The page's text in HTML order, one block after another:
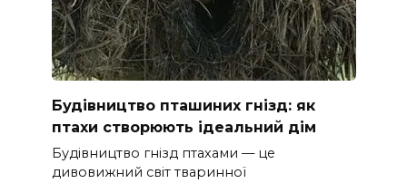
Будівництво пташиних гнізд: як
птахи створюють ідеальний дім
Будівництво гнізд птахами — це
дивовижний світ тваринної